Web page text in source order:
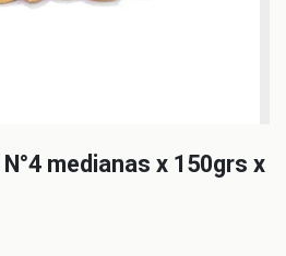
medianas x 150grs x